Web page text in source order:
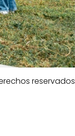
reservados